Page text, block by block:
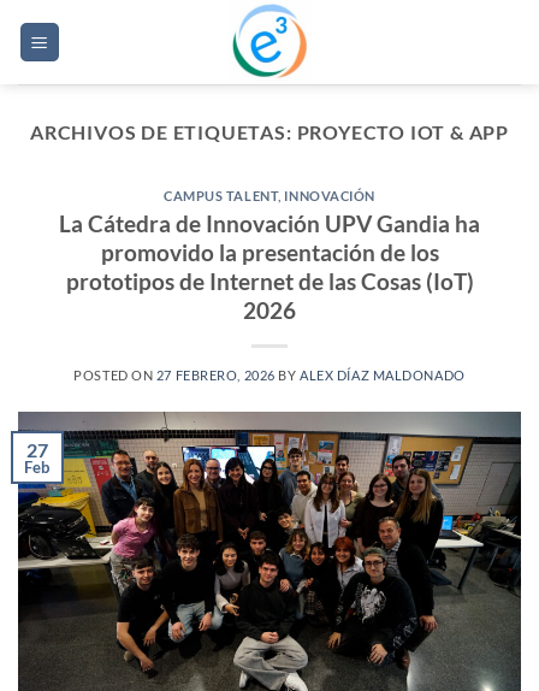
ARCHIVOS DE ETIQUETAS: PROYECTO IOT & APP
CAMPUS TALENT, INNOVACIÓN
La Cátedra de Innovación UPV Gandia ha
promovido la presentación de los
prototipos de Internet de las Cosas (IoT)
2026
POSTED ON 27 FEBRERO, 2026 BY ALEX DÍAZ MALDONADO
27
Feb